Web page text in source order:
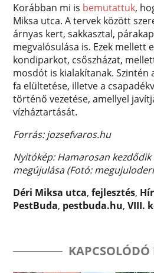
Korábban mi is bemutattuk,
Miksa utca. A tervek között
árnyas kert, sakkasztal,
megvalósulása is. Ezek mellett
kondiparkot, csőszházat,
mosdót is kialakítanak. Szintén
fa elültetése, illetve a
történő vezetése, amellyel
vízháztartását.
Forrás: jozsefvaros.hu
Nyitókép: Hamarosan
megújulása (Fotó:
Déri Miksa utca,fejlesztés,
PestBuda, pestbuda.hu,VIII.
KAPCSOLÓDÓ